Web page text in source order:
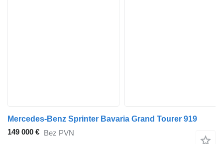
Mercedes-Benz Sprinter Bavaria Grand Tourer 919
149 000 € Bez PVN